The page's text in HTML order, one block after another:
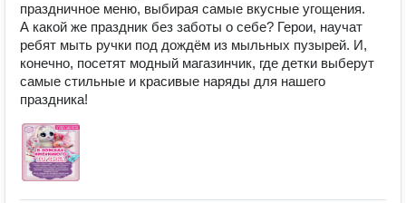
праздничное меню, выбирая самые вкусные угощения.
А какой же праздник без заботы о себе? Герои, научат
ребят мыть ручки под дождём из мыльных пузырей. И,
конечно, посетят модный магазинчик, где детки выберут
самые стильные и красивые наряды для нашего